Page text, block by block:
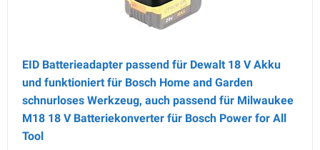
EID Batterieadapter passend für Dewalt 18 V Akku
und funktioniert für Bosch Home and Garden
schnurloses Werkzeug, auch passend für Milwaukee
M18 18 V Batteriekonverter für Bosch Power for All
Tool